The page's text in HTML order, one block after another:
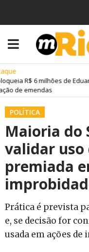
R$ 6 milhões de
de emendas
POLÍTICA
Maioria do
validar uso
premiada
Prática é prevista
e, se decisão for
usada em ações de